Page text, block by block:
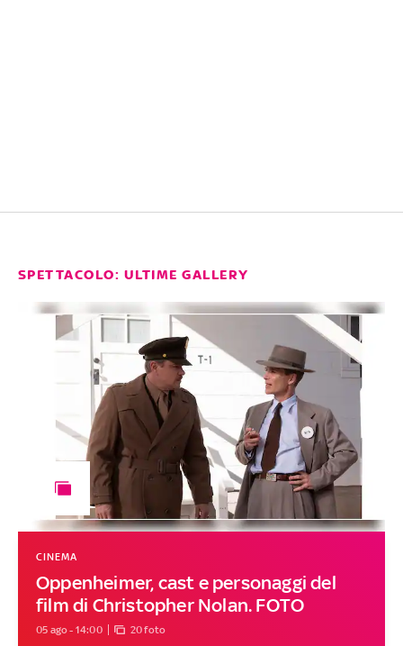
SPETTACOLO: ULTIME GALLERY
Oppenheimer, cast e personaggi del
film di Christopher Nolan. FOTO
CINEMA
05 ago - 14:00 20 foto